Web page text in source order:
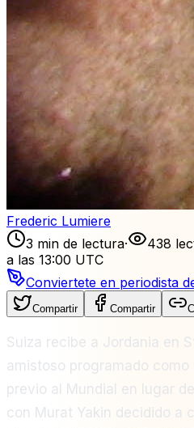
Frederic Lumiere
3 min de lectura· 438
a las 13:00 UTC
Conviertete en periodista
Compartir Compartir
Suiza recibe a Jordania en
amistoso programado
previo al Mundial en lugar
con Murat Yakin decidido a